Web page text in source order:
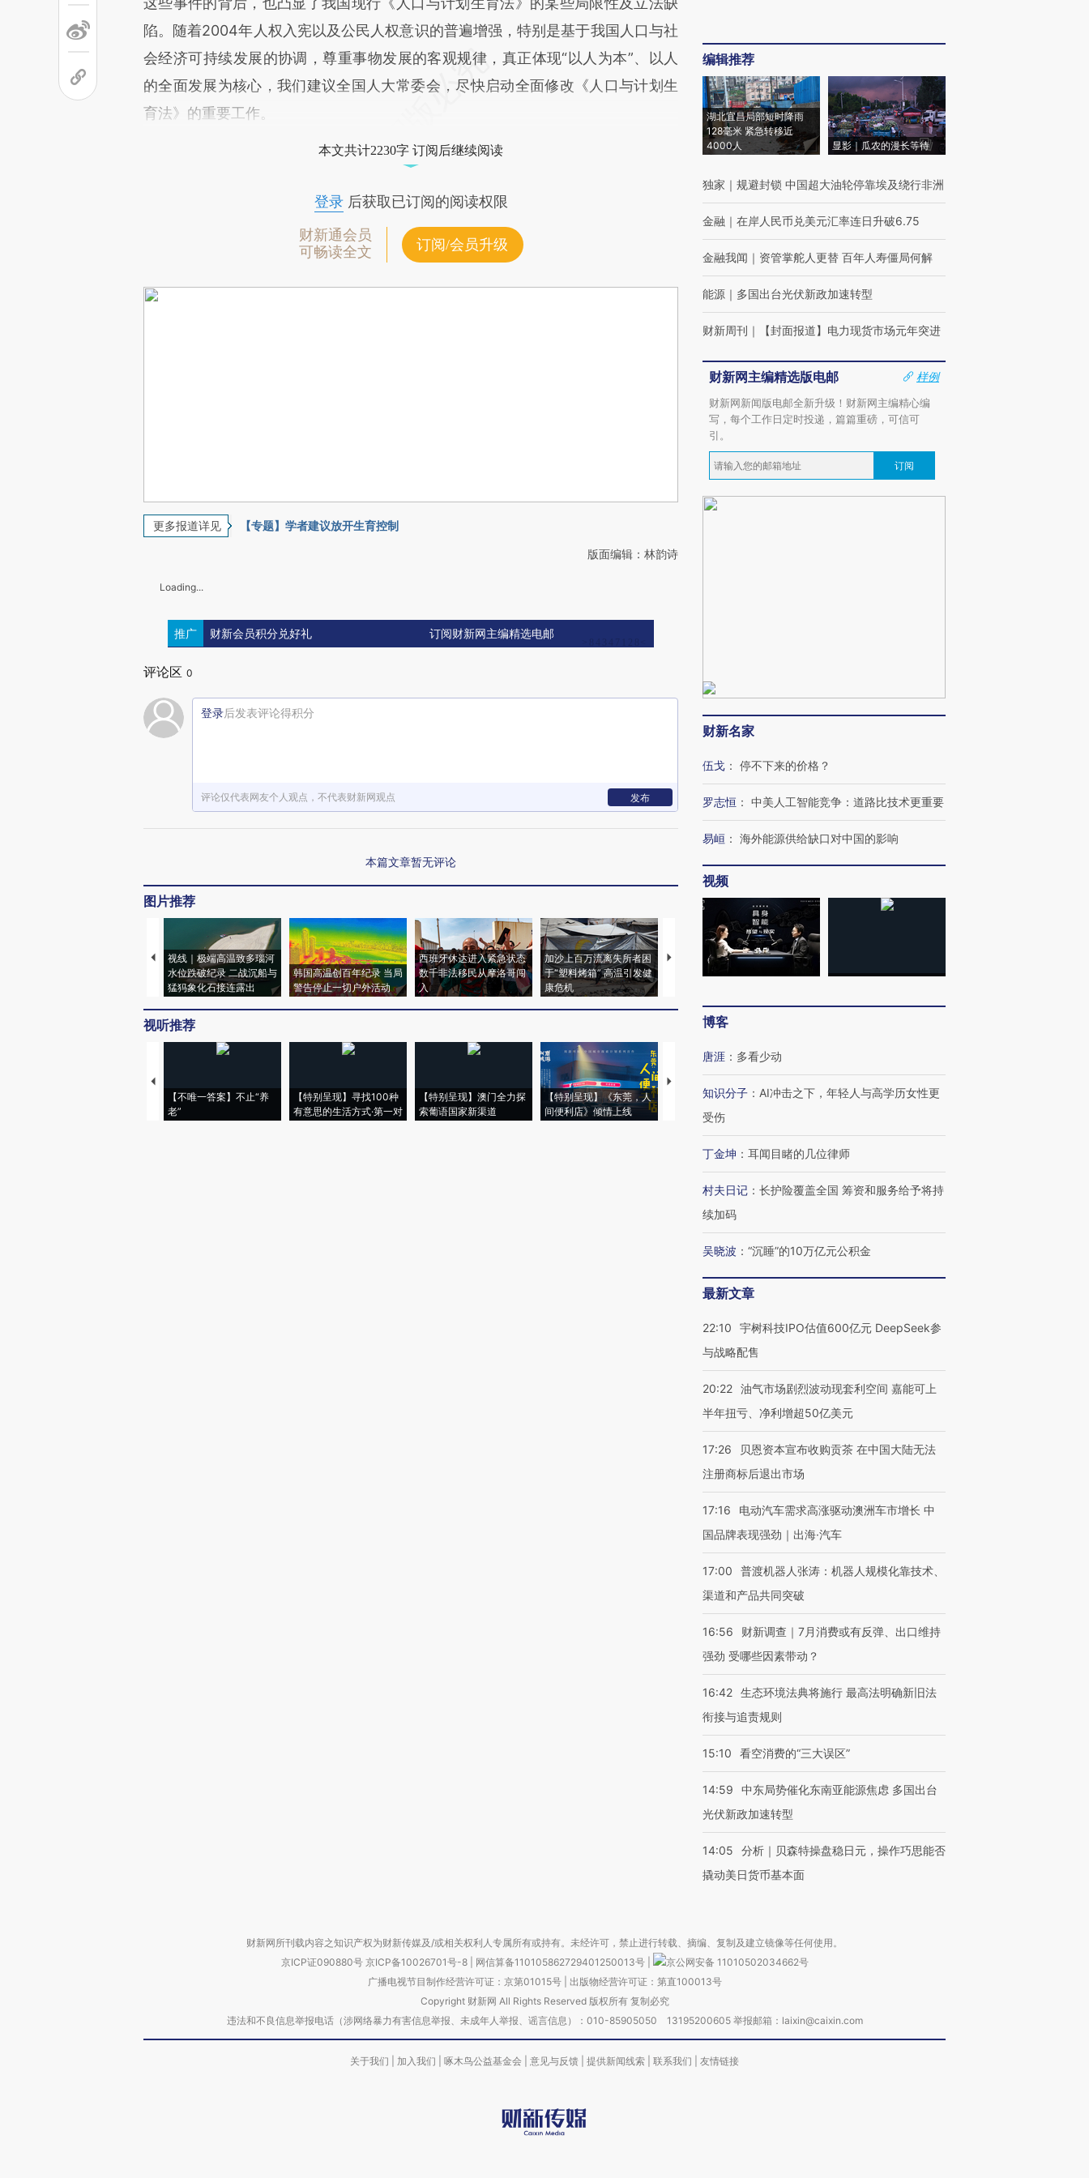
陷。随着2004年人权入宪以及公民人权意识的普遍增强，特别是基于我国人口与社
会经济可持续发展的协调，尊重事物发展的客观规律，真正体现“以人为本”、以人
的全面发展为核心，我们建议全国人大常委会，尽快启动全面修改《人口与计划生
育法》的重要工作。
本文共计2230字 订阅后继续阅读
登录后获取已订阅的阅读权限
财新通会员
可畅读全文
订阅/会员升级
更多报道详见 【专题】学者建议放开生育控制
版面编辑：林韵诗
Loading...
推广 财新会员积分兑好礼 订阅财新网主编精选电邮
评论区 0
登录后发表评论得积分
评论仅代表网友个人观点，不代表财新网观点 发布
本篇文章暂无评论
图片推荐
视线｜极端高温致多瑙河
水位跌破纪录 二战沉船与
猛犸象化石接连露出
韩国高温创百年纪录 当局
警告停止一切户外活动
西班牙休达进入紧急状态
数千非法移民从摩洛哥闯
入
加沙上百万流离失所者困
于“塑料烤箱” 高温引发健
康危机
视线｜HYROX的吸金
术：是什么让中产们甘
马航飞行员跨国走私7万
粒摇头丸 尿检体内含3种
度Z世代 用街头抗争将教
视听推荐
【不唯一答案】不止“养
老”
【特别呈现】寻找100种
有意思的生活方式·第一对
【特别呈现】澳门全力探
索葡语国家新渠道
【特别呈现】《东莞，人
间便利店》倾情上线
【推广】走进第四届链博
会，让数智科技“链”接产
【特别呈现】寻找100种
CFO：不靠规模取胜，华
编辑推荐
湖北宜昌局部短时降雨
128毫米 紧急转移近
4000人
显影｜瓜农的漫长等待
独家 ｜ 规避封锁 中国超大油轮停靠埃及绕行非洲
金融 ｜ 在岸人民币兑美元汇率连日升破6.75
金融我闻 ｜ 资管掌舵人更替 百年人寿僵局何解
能源 ｜ 多国出台光伏新政加速转型
财新周刊 ｜ 【封面报道】电力现货市场元年突进
财新网主编精选版电邮
样例
财新网新闻版电邮全新升级！财新网主编精心编
写，每个工作日定时投递，篇篇重磅，可信可
引。
订阅
财新名家
伍戈 ： 停不下来的价格？
罗志恒 ： 中美人工智能竞争：道路比技术更重要
易峘 ： 海外能源供给缺口对中国的影响
视频
博客
唐涯 ： 多看少动
知识分子 ： AI冲击之下，年轻人与高学历女性更
受伤
丁金坤 ： 耳闻目睹的几位律师
村夫日记 ： 长护险覆盖全国 筹资和服务给予将持
续加码
吴晓波 ： “沉睡”的10万亿元公积金
最新文章
22:10
宇树科技IPO估值600亿元 DeepSeek参
与战略配售
20:22 油气市场剧烈波动现套利空间 嘉能可上
半年扭亏、净利增超50亿美元
17:26
贝恩资本宣布收购贡茶 在中国大陆无法
注册商标后退出市场
17:16
电动汽车需求高涨驱动澳洲车市增长 中
国品牌表现强劲｜出海·汽车
17:00
普渡机器人张涛：机器人规模化靠技术、
渠道和产品共同突破
16:56
财新调查｜7月消费或有反弹、出口维持
强劲 受哪些因素带动？
16:42 生态环境法典将施行 最高法明确新旧法
衔接与追责规则
15:10 看空消费的“三大误区”
14:59
中东局势催化东南亚能源焦虑 多国出台
光伏新政加速转型
14:05
分析｜贝森特操盘稳日元，操作巧思能否
撬动美日货币基本面
财新网所刊载内容之知识产权为财新传媒及/或相关权利人专属所有或持有。未经许可，禁止进行转载、摘编、复制及建立镜像等任何使用。
京ICP证090880号 京ICP备10026701号-8 网信算备110105862729401250013号
京公网安备 11010502034662号
广播电视节目制作经营许可证：京第01015号| 出版物经营许可证：第直100013号
Copyright 财新网 All Rights Reserved 版权所有 复制必究
违法和不良信息举报电话（涉网络暴力有害信息举报、未成年人举报、谣言信息）：010-85905050 13195200605 举报邮箱：laixin@caixin.com
关于我们 加入我们 啄木鸟公益基金会 意见与反馈 提供新闻线索 联系我们 友情链接